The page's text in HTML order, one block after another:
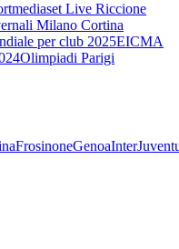
Live Riccione
Milano Cortina
per club 2025EICMA
Olimpiadi Parigi
FrosinoneGenoaInter